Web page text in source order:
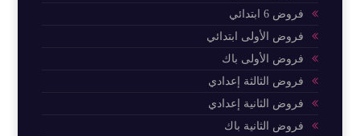
فروض 6 ابتدائي
فروض الأولى ابتدائي
فروض الأولى باك
فروض الثالثة إعدادي
فروض الثانية إعدادي
فروض الثانية باك